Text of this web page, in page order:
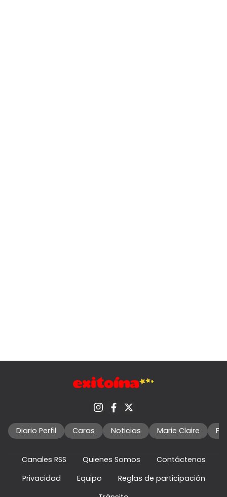
Diario Perfil Caras Noticias Marie Claire
Canales RSS Quienes Somos
Contáctenos
Privacidad
Equipo
Reglas de participación